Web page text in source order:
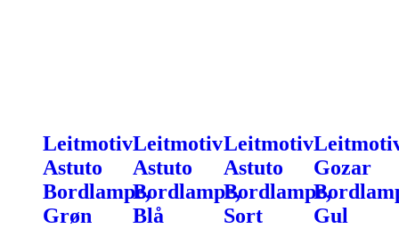
Leitmotiv
Astuto
Bordlampe,
Grøn
Leitmotiv
Astuto
Bordlampe,
Blå
Leitmotiv
Astuto
Bordlampe,
Sort
Gozar
Gul